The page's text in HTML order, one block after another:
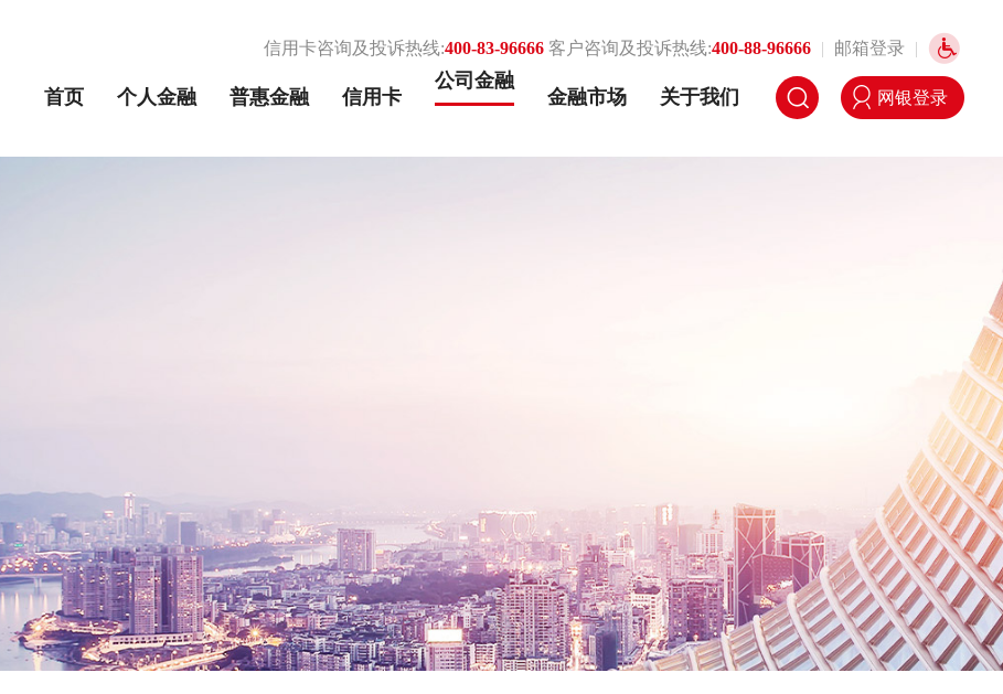
信用卡咨询及投诉热线:400-83-96666 客户咨询及投诉热线:400-88-96666 | 邮箱登录 |
首页 个人金融 普惠金融 信用卡
公司金融
金融市场 关于我们 网银登录